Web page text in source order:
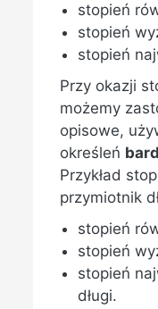
stopień
stopień
stopień
Przy okazji
możemy
opisowe,
określeń
Przykład
przymiotnik
stopień
stopień
stopień
długi.